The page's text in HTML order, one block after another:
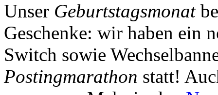
Unser Geburtstagsmonat
Geschenke: wir haben ein
Switch sowie
Postingmarathon statt!